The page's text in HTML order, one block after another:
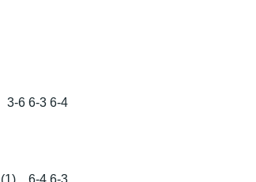
3-6 6-3 6-4
(1) 6-4 6-3